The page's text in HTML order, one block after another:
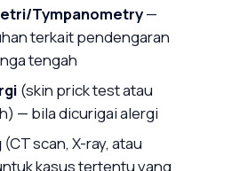
Tympanometry—
terkait pendengaran
tengah
(skin prick test atau
— bila dicurigai alergi
(CT scan, X-ray, atau
kasus tertentu yang